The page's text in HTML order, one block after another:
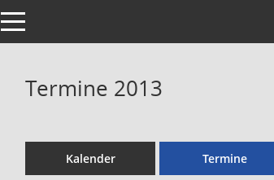
Toggle navigation
Termine 2013
Kalender Termine